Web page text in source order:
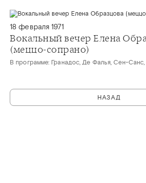
18 февраля 1971
Вокальный вечер Елена
(меццо-сопрано)
В программе: Гранадос, Де Фалья, Сен-Санс,
НАЗАД